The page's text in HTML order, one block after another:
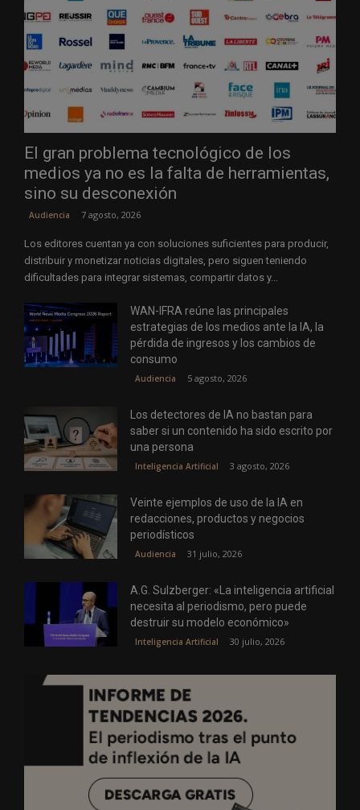
El gran problema tecnológico de los
medios ya no es la falta de herramientas,
sino su desconexión
Audiencia 7 agosto, 2026
Los editores cuentan ya con soluciones suficientes para producir,
distribuir y monetizar noticias digitales, pero siguen teniendo
dificultades para integrar sistemas, compartir datos y...
WAN-IFRA reúne las principales
estrategias de los medios ante la IA, la
pérdida de ingresos y los cambios de
consumo
Audiencia 5 agosto, 2026
Los detectores de IA no bastan para
saber si un contenido ha sido escrito por
una persona
Inteligencia Artificial 3 agosto, 2026
Veinte ejemplos de uso de la IA en
redacciones, productos y negocios
periodísticos
Audiencia 31 julio, 2026
A.G. Sulzberger: «La inteligencia artificial
necesita al periodismo, pero puede
destruir su modelo económico»
Inteligencia Artificial 30 julio, 2026